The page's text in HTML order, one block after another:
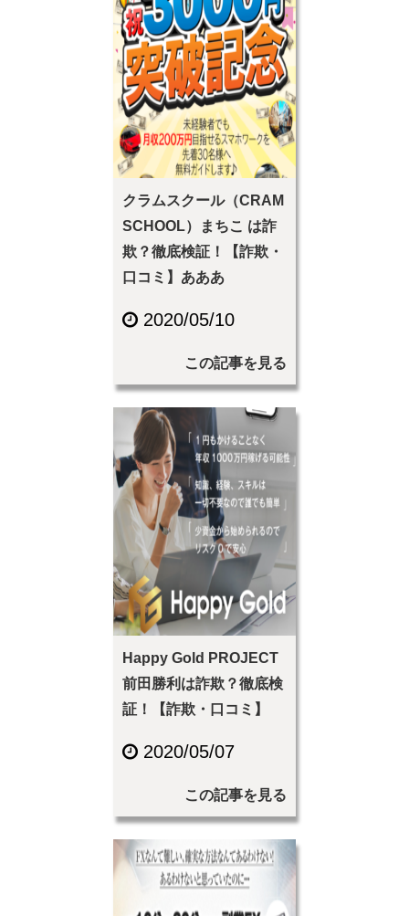
クラムスクール（CRAM
SCHOOL）まちこ は詐
欺？徹底検証！【詐欺・
口コミ】あああ
2020/05/10
この記事を見る
Happy Gold PROJECT
前田勝利は詐欺？徹底検
証！【詐欺・口コミ】
2020/05/07
この記事を見る